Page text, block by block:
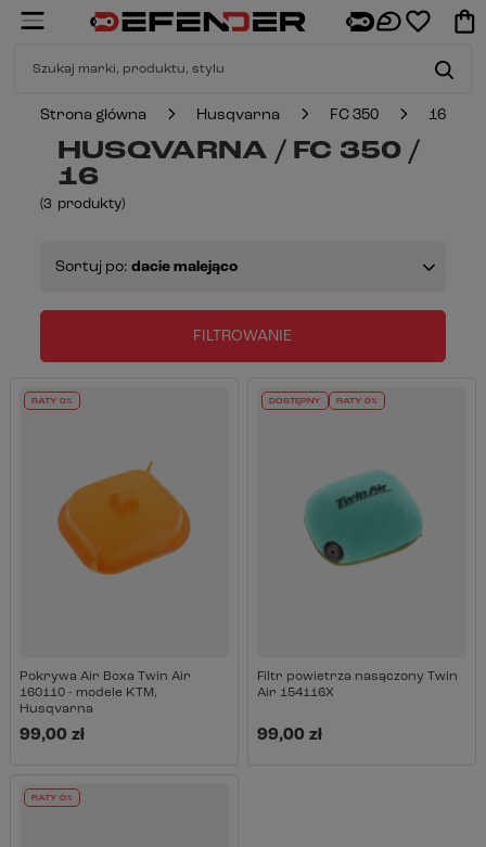
Strona główna Husqvarna FC 350 16
HUSQVARNA / FC 350 /
16
(3 produkty)
Sortuj po: dacie malejąco
FILTROWANIE
RATY 0%
Pokrywa Air Boxa Twin Air
160110 - modele KTM,
Husqvarna
99,00 zł
DOSTĘPNY RATY 0%
Filtr powietrza nasączony Twin
Air 154116X
99,00 zł
RATY 0%